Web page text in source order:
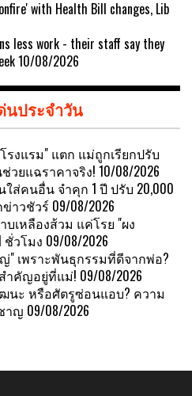
with Health Bill changes, Lib
less work - their staff say they
10/08/2026
นประจำวัน
งแรม" แตก แม่ถูกเรียกปรับ
วยแฉราคาจริง! 10/08/2026
ส่คนอื่น จำคุก 1 ปี ปรับ 20,000
ข่าวชัวร์ 09/08/2026
เหลืองส้วม แค่โรย "ผง
ชั่วโมง 09/08/2026
" เพราะพันธุกรรมที่ดีจากพ่อ?
ำคัญอยู่ที่แม่! 09/08/2026
นะ หรือศัตรูซ่อนแอบ? ความ
าญ 09/08/2026